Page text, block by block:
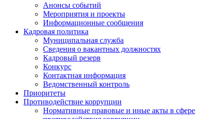
Анонсы событий
Мероприятия и проекты
Информационные сообщения
Кадровая политика
Муниципальная служба
Сведения о вакантных должностях
Кадровый резерв
Конкурс
Контактная информация
Ведомственный контроль
Приоритеты
Противодействие коррупции
Нормативные правовые и иные акты в сфере